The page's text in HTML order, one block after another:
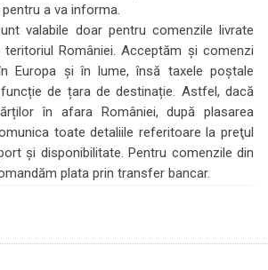
a va informa.
valabile doar pentru comenzile livrate
României. Acceptăm şi comenzi
Europa și în lume, însă taxele poștale
de țara de destinație. Astfel, dacă
în afara României, după plasarea
toate detaliile referitoare la preţul
şi disponibilitate. Pentru comenzile din
plata prin transfer bancar.